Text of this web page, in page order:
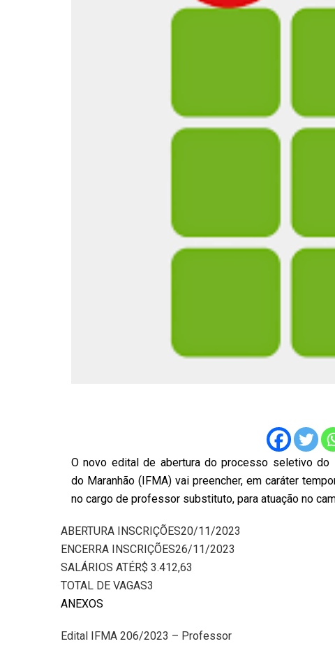
O novo edital de abertura do processo seletivo do
do Maranhão (IFMA) vai preencher, em caráter
no cargo de professor substituto, para atuação no
ABERTURA INSCRIÇÕES20/11/2023
ENCERRA INSCRIÇÕES26/11/2023
SALÁRIOS ATÉR$ 3.412,63
TOTAL DE VAGAS3
ANEXOS
Edital IFMA 206/2023 – Professor